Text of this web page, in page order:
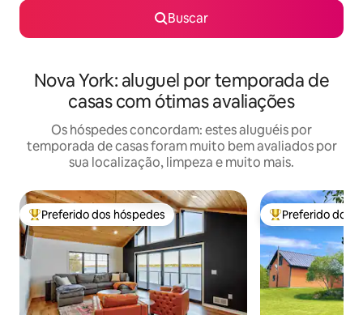
Buscar
Nova York: aluguel por temporada de
casas com ótimas avaliações
Os hóspedes concordam: estes aluguéis por
temporada de casas foram muito bem avaliados por
sua localização, limpeza e muito mais.
Entre os melhores preferidos dos hóspedes
Preferido dos hóspedes Entre os
Preferido dos